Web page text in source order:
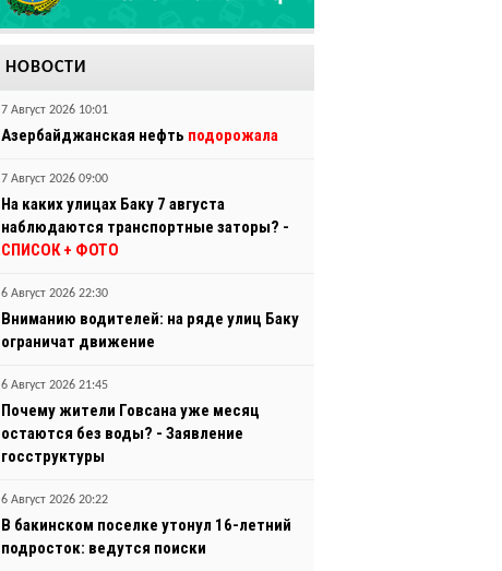
НОВОСТИ
7 Август 2026 10:01
Азербайджанская нефть подорожала
7 Август 2026 09:00
На каких улицах Баку 7 августа
наблюдаются транспортные заторы? -
СПИСОК + ФОТО
6 Август 2026 22:30
Вниманию водителей: на ряде улиц Баку
ограничат движение
6 Август 2026 21:45
Почему жители Говсана уже месяц
остаются без воды? - Заявление
госструктуры
6 Август 2026 20:22
В бакинском поселке утонул 16-летний
подросток: ведутся поиски